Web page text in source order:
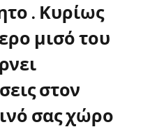
. Κυρίως
μισό του
στον
σας χώρο